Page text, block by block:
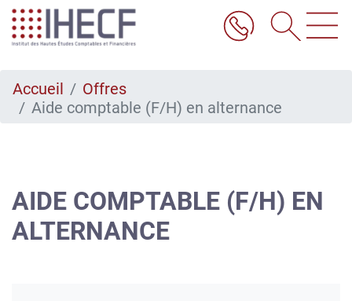
Aller
au
contenu
Accueil
Offres
Aide comptable (F/H) en alternance
AIDE COMPTABLE (F/H) EN
ALTERNANCE